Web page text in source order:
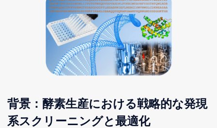
背景：酵素生産における戦略的な発現
系スクリーニングと最適化